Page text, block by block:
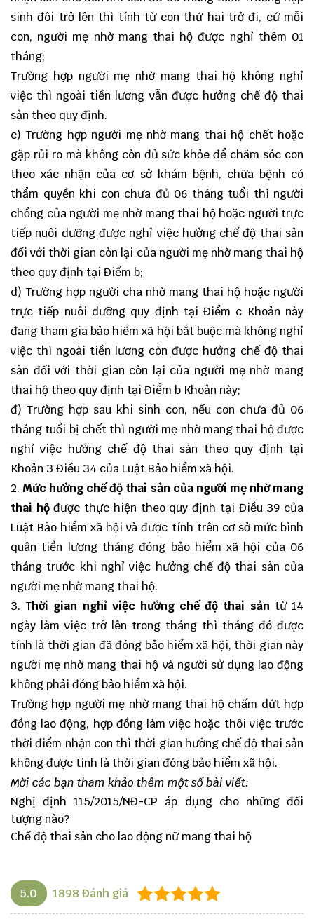
sinh đôi trở lên thì tính từ con thứ hai trở đi, cứ mỗi
con, người mẹ nhờ mang thai hộ được nghỉ thêm 01
tháng;
Trường hợp người mẹ nhờ mang thai hộ không nghỉ
việc thì ngoài tiền lương vẫn được hưởng chế độ thai
sản theo quy định.
c) Trường hợp người mẹ nhờ mang thai hộ chết hoặc
gặp rủi ro mà không còn đủ sức khỏe để chăm sóc con
theo xác nhận của cơ sở khám bệnh, chữa bệnh có
thẩm quyền khi con chưa đủ 06 tháng tuổi thì người
chồng của người mẹ nhờ mang thai hộ hoặc người trực
tiếp nuôi dưỡng được nghỉ việc hưởng chế độ thai sản
đối với thời gian còn lại của người mẹ nhờ mang thai hộ
theo quy định tại Điểm b;
d) Trường hợp người cha nhờ mang thai hộ hoặc người
trực tiếp nuôi dưỡng quy định tại Điểm c Khoản này
đang tham gia bảo hiểm xã hội bắt buộc mà không nghỉ
việc thì ngoài tiền lương còn được hưởng chế độ thai
sản đối với thời gian còn lại của người mẹ nhờ mang
thai hộ theo quy định tại Điểm b Khoản này;
đ) Trường hợp sau khi sinh con, nếu con chưa đủ 06
tháng tuổi bị chết thì người mẹ nhờ mang thai hộ được
nghỉ việc hưởng chế độ thai sản theo quy định tại
Khoản 3 Điều 34 của Luật Bảo hiểm xã hội.
2. Mức hưởng chế độ thai sản của người mẹ nhờ mang
thai hộđược thực hiện theo quy định tại Điều 39 của
Luật Bảo hiểm xã hội và được tính trên cơ sở mức bình
quân tiền lương tháng đóng bảo hiểm xã hội của 06
tháng trước khi nghỉ việc hưởng chế độ thai sản của
người mẹ nhờ mang thai hộ.
3. Thời gian nghỉ việc hưởng chế độ thai sảntừ 14
ngày làm việc trở lên trong tháng thì tháng đó được
tính là thời gian đã đóng bảo hiểm xã hội, thời gian này
người mẹ nhờ mang thai hộ và người sử dụng lao động
không phải đóng bảo hiểm xã hội.
Trường hợp người mẹ nhờ mang thai hộ chấm dứt hợp
đồng lao động, hợp đồng làm việc hoặc thôi việc trước
thời điểm nhận con thì thời gian hưởng chế độ thai sản
không được tính là thời gian đóng bảo hiểm xã hội.
Mời các bạn tham khảo thêm một số bài viết:
Nghị định 115/2015/NĐ-CP áp dụng cho những đối
tượng nào?
Chế độ thai sản cho lao động nữ mang thai hộ
5.0 1898 Đánh giá